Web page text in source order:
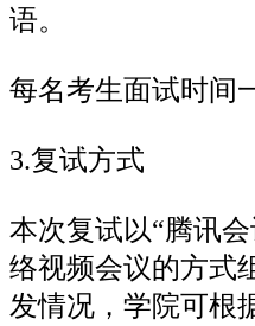
语。
每名考生面试时间
3.复试方式
本次复试以“腾讯
络视频会议的方式
发情况，学院可根